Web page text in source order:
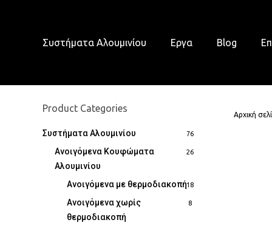
Συστήματα Αλουμινίου Εργα Blog
Product Categories
Συστήματα Αλουμινίου 76
Ανοιγόμενα Κουφώματα
Αλουμινίου
26
Ανοιγόμενα με θερμοδιακοπή18
Ανοιγόμενα χωρίς
θερμοδιακοπή
8
Αρχική